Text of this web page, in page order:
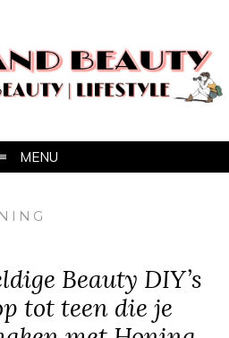
MENU
Beauty DIY’s
tot teen die je